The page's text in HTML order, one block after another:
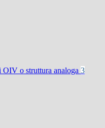
OIV o struttura analoga 3